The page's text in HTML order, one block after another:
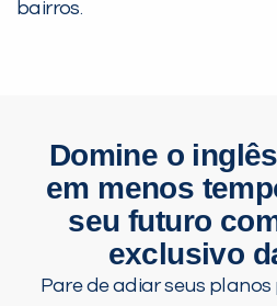
bairros.
Domine o
em menos
seu futuro
exclusivo
Pare de adiar seus